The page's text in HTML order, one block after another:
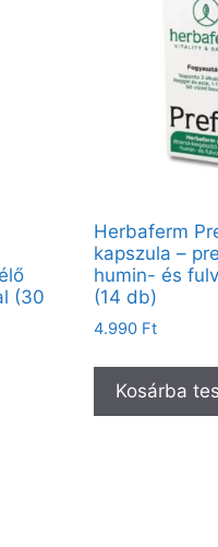
(30
Herbaferm
kapszula –
humin- és
(14 db)
4.990 Ft
Kosárba